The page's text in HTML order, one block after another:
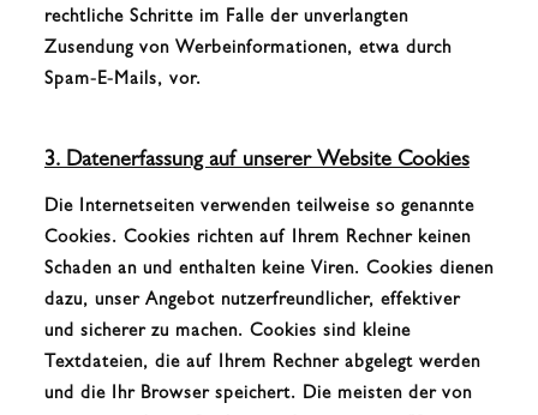
rechtliche Schritte im Falle der unverlangten
Zusendung von Werbeinformationen, etwa durch
Spam-E-Mails, vor.
3. Datenerfassung auf unserer Website Cookies
Die Internetseiten verwenden teilweise so genannte
Cookies. Cookies richten auf Ihrem Rechner keinen
Schaden an und enthalten keine Viren. Cookies dienen
dazu, unser Angebot nutzerfreundlicher, effektiver
und sicherer zu machen. Cookies sind kleine
Textdateien, die auf Ihrem Rechner abgelegt werden
und die Ihr Browser speichert. Die meisten der von